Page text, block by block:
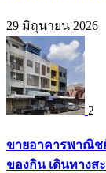
29 มิถุนายน 2026
2
ขายอาคารพาณิช
ของกิน เดินทางส